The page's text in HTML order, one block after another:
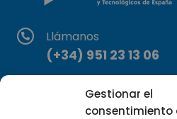
Gestionar el
consentimiento
Llámanos
(+34) 951 23 13 06
Escríbenos
info@apte.org